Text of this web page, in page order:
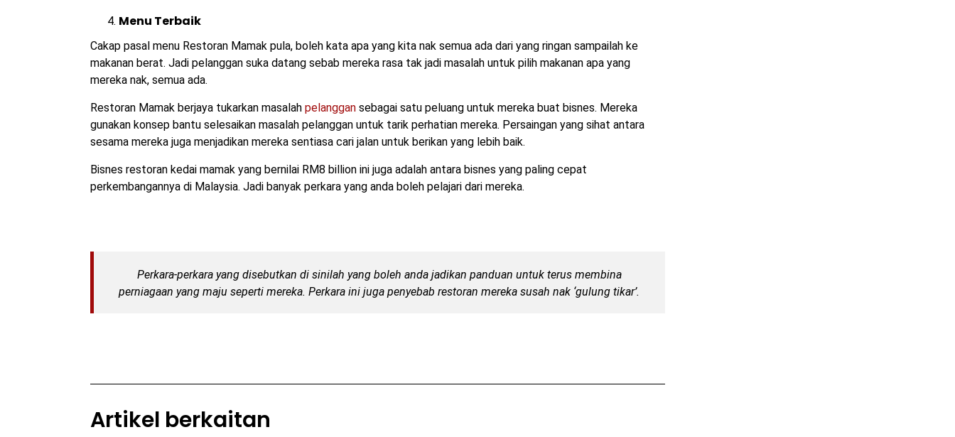
Menu Terbaik
Cakap pasal menu Restoran Mamak pula, boleh kata apa yang kita nak semua ada dari yang ringan sampailah ke
makanan berat. Jadi pelanggan suka datang sebab mereka rasa tak jadi masalah untuk pilih makanan apa yang
mereka nak, semua ada.
Restoran Mamak berjaya tukarkan masalah pelanggan sebagai satu peluang untuk mereka buat bisnes. Mereka
gunakan konsep bantu selesaikan masalah pelanggan untuk tarik perhatian mereka. Persaingan yang sihat antara
sesama mereka juga menjadikan mereka sentiasa cari jalan untuk berikan yang lebih baik.
Bisnes restoran kedai mamak yang bernilai RM8 billion ini juga adalah antara bisnes yang paling cepat
perkembangannya di Malaysia. Jadi banyak perkara yang anda boleh pelajari dari mereka.
Perkara-perkara yang disebutkan di sinilah yang boleh anda jadikan panduan untuk terus membina
perniagaan yang maju seperti mereka. Perkara ini juga penyebab restoran mereka susah nak ‘gulung tikar’.
Artikel berkaitan